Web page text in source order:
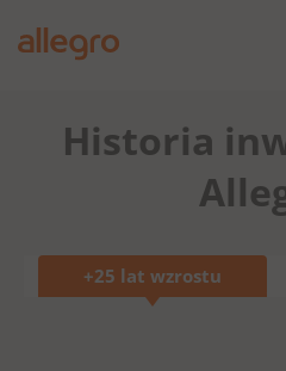
SearchHistoria
+25 lat wzrostu